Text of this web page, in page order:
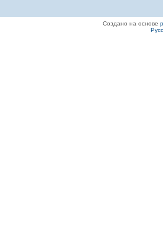
Создано на основе